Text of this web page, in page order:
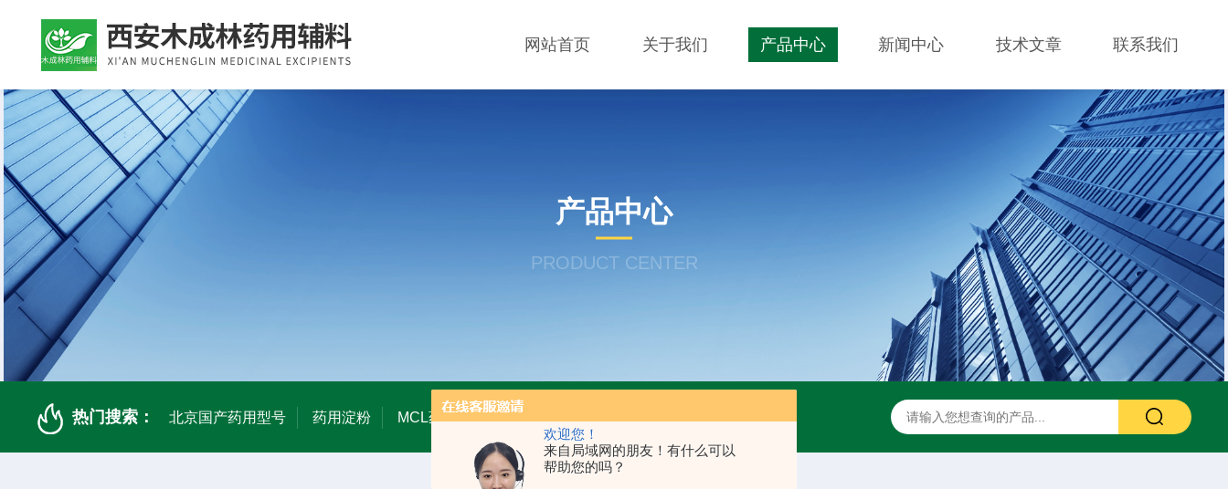
欢迎您！
来自局域网的朋友！有什么可以
帮助您的吗？
网站首页 关于我们 产品中心 新闻中心 技术文章 联系我们
产品中心
PRODUCT CENTER
热门搜索： 北京国产药用型号 药用淀粉 MCL药用甘油 A45555药用级辅料壳聚糖 增稠剂类别 药用甘露醇 药用羟苯丙酯 药用阿拉伯胶